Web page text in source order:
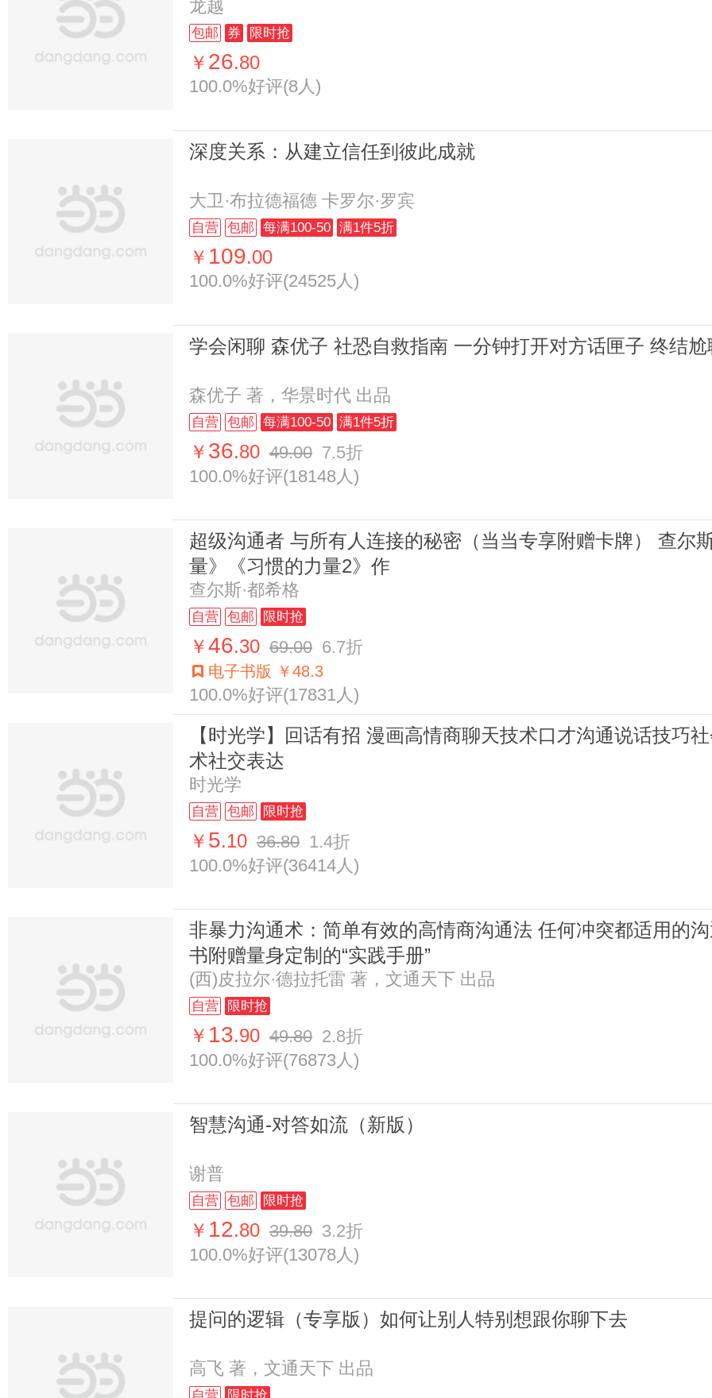
龙越
包邮 券 限时抢
￥ 26.80
100.0%好评(8人)
深度关系：从建立信任到彼此成就
大卫·布拉德福德 卡罗尔·罗宾
自营 包邮 每满100-50 满1件5折
￥ 109.00
100.0%好评(24525人)
学会闲聊 森优子 社恐自救指南 一分钟打开对方话匣子 终结
森优子 著，华景时代 出品
自营 包邮 每满100-50 满1件5折
￥ 36.80 49.00 7.5折
100.0%好评(18148人)
超级沟通者 与所有人连接的秘密（当当专享附赠卡牌） 查尔
量》《习惯的力量2》作
查尔斯·都希格
自营 包邮 限时抢
￥46.30 69.00 6.7折
电子书版 ￥48.3
100.0%好评(17831人)
【时光学】回话有招 漫画高情商聊天技术口才沟通说话技巧
术社交表达
时光学
自营 包邮 限时抢
￥ 5.10 36.80 1.4折
100.0%好评(36414人)
非暴力沟通术：简单有效的高情商沟通法 任何冲突都适用的
书附赠量身定制的“实践手册”
(西)皮拉尔·德拉托雷 著，文通天下 出品
自营 限时抢
￥ 13.90 49.80 2.8折
100.0%好评(76873人)
智慧沟通-对答如流（新版）
谢普
自营 包邮 限时抢
￥ 12.80 39.80 3.2折
100.0%好评(13078人)
提问的逻辑（专享版）如何让别人特别想跟你聊下去
高飞 著，文通天下 出品